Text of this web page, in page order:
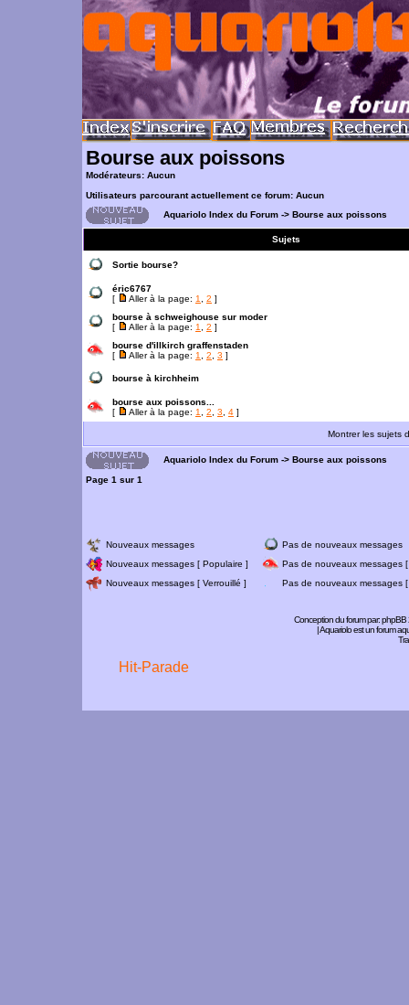
Bourse aux poissons
Modérateurs: Aucun
Utilisateurs parcourant actuellement ce forum: Aucun
Aquariolo Index du Forum -> Bourse aux poissons
Sujets
Sortie bourse?
éric6767
[
Aller à la page: 1 2 ]
bourse à schweighouse sur moder
[
Aller à la page: 1 2 ]
bourse d'illkirch graffenstaden
[
Aller à la page: 1 2 3 ]
bourse à kirchheim
bourse aux poissons...
[
Aller à la page: 1 2 3 4 ]
Montrer les sujets
Aquariolo Index du Forum -> Bourse aux poissons
Page 1 sur 1
Nouveaux messages
Pas de nouveaux messages
Nouveaux messages [ Populaire ]
Pas de nouveaux messages
Nouveaux messages [ Verrouillé ]
Pas de nouveaux messages [
Conception du forum par:phpBB
| Aquariolo est un forum